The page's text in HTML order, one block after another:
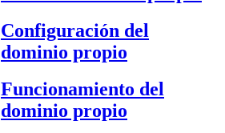
Configuración del
dominio propio
Funcionamiento del
dominio propio